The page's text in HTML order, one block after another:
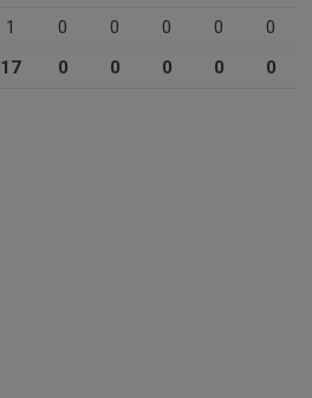
1 0 0 0 0
0
17 0 0 0 0 0